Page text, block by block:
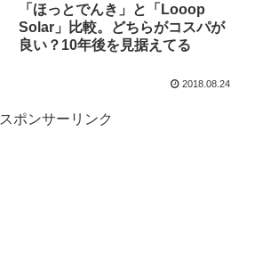
「ほっとでんき」と「Looop
Solar」比較。どちらがコスパが
良い？10年後を見据えてる
2018.08.24
スポンサーリンク